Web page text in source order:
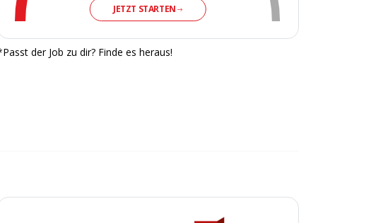
JETZT STARTEN
der Job zu dir? Finde es heraus!